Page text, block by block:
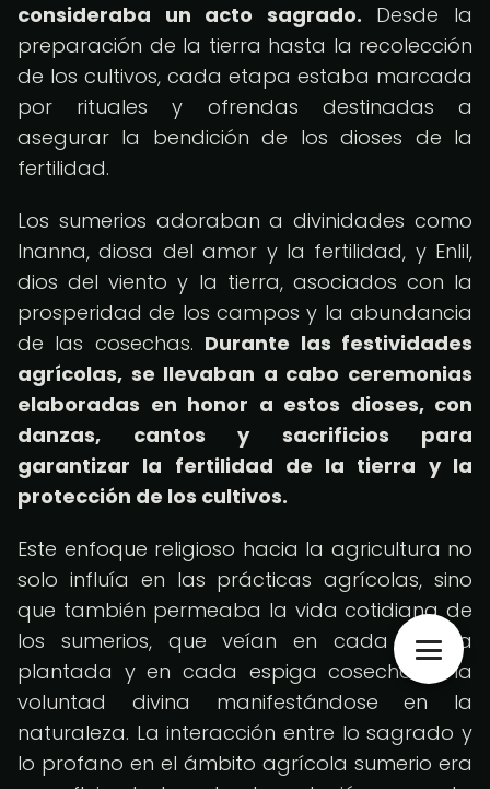
consideraba un acto sagrado. Desde la
preparación de la tierra hasta la recolección
de los cultivos, cada etapa estaba marcada
por rituales y ofrendas destinadas a
asegurar la bendición de los dioses de la
fertilidad.
Los sumerios adoraban a divinidades como
Inanna, diosa del amor y la fertilidad, y Enlil,
dios del viento y la tierra, asociados con la
prosperidad de los campos y la abundancia
de las cosechas. Durante las festividades
agrícolas, se llevaban a cabo ceremonias
elaboradas en honor a estos dioses, con
danzas, cantos y sacrificios para
garantizar la fertilidad de la tierra y la
protección de los cultivos.
Este enfoque religioso hacia la agricultura no
solo influía en las prácticas agrícolas, sino
que también permeaba la vida cotidiana de
los sumerios, que veían en cada semilla
plantada y en cada espiga cosechada la
voluntad divina manifestándose en la
naturaleza. La interacción entre lo sagrado y
lo profano en el ámbito agrícola sumerio era